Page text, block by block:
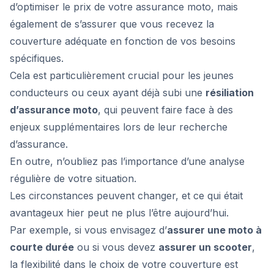
d’optimiser le prix de votre assurance moto, mais
également de s’assurer que vous recevez la
couverture adéquate en fonction de vos besoins
spécifiques.
Cela est particulièrement crucial pour les jeunes
conducteurs ou ceux ayant déjà subi une résiliation
d’assurance moto, qui peuvent faire face à des
enjeux supplémentaires lors de leur recherche
d’assurance.
En outre, n’oubliez pas l’importance d’une analyse
régulière de votre situation.
Les circonstances peuvent changer, et ce qui était
avantageux hier peut ne plus l’être aujourd’hui.
Par exemple, si vous envisagez d’assurer une moto à
courte durée ou si vous devez assurer un scooter,
la flexibilité dans le choix de votre couverture est